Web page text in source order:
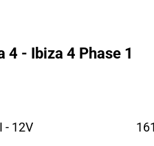
4 - Ibiza 4 Phase 1
- 12V